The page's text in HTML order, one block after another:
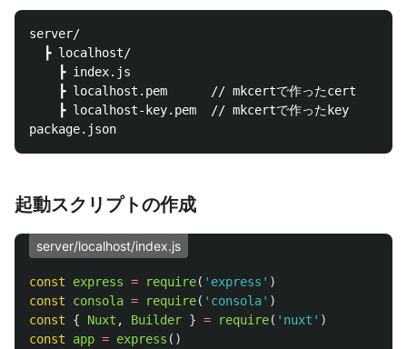
server/
  ┣ localhost/
    ┣ index.js
    ┣ localhost.pem      // mkcertで作ったcert
    ┣ localhost-key.pem  // mkcertで作ったkey
起動スクリプトの作成
server/localhost/index.js
const express = require( ' express ' )
const
consola = require( ' consola' )
const
{ Nuxt , Builder } = require( ' nuxt ' )
const
app = express ()